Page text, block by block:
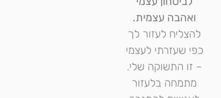
ואהבה עצמית.
להצליח לעזור לך
כפי שעזרתי לעצמי
– זו התשוקה שלי.
מתמחה בלעזור